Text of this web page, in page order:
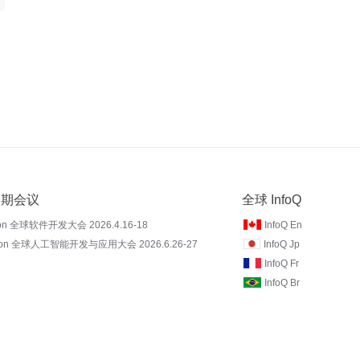
会议
全球软件开发大会 2026.4.16-18
全球人工智能开发与应用大会 2026.6.26-27
全球 InfoQ
InfoQ En
InfoQ Jp
InfoQ Fr
InfoQ Br